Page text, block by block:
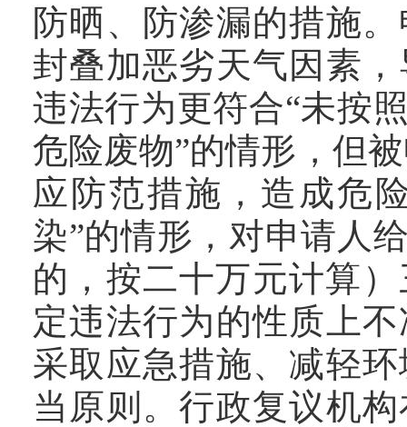
防晒、防渗漏的措施
封叠加恶劣天气因素
违法行为更符合“未按
危险废物”的情形，但
应防范措施，造成危
染”的情形，对申请人
的，按二十万元计算
定违法行为的性质上
采取应急措施、减轻
当原则。行政复议机